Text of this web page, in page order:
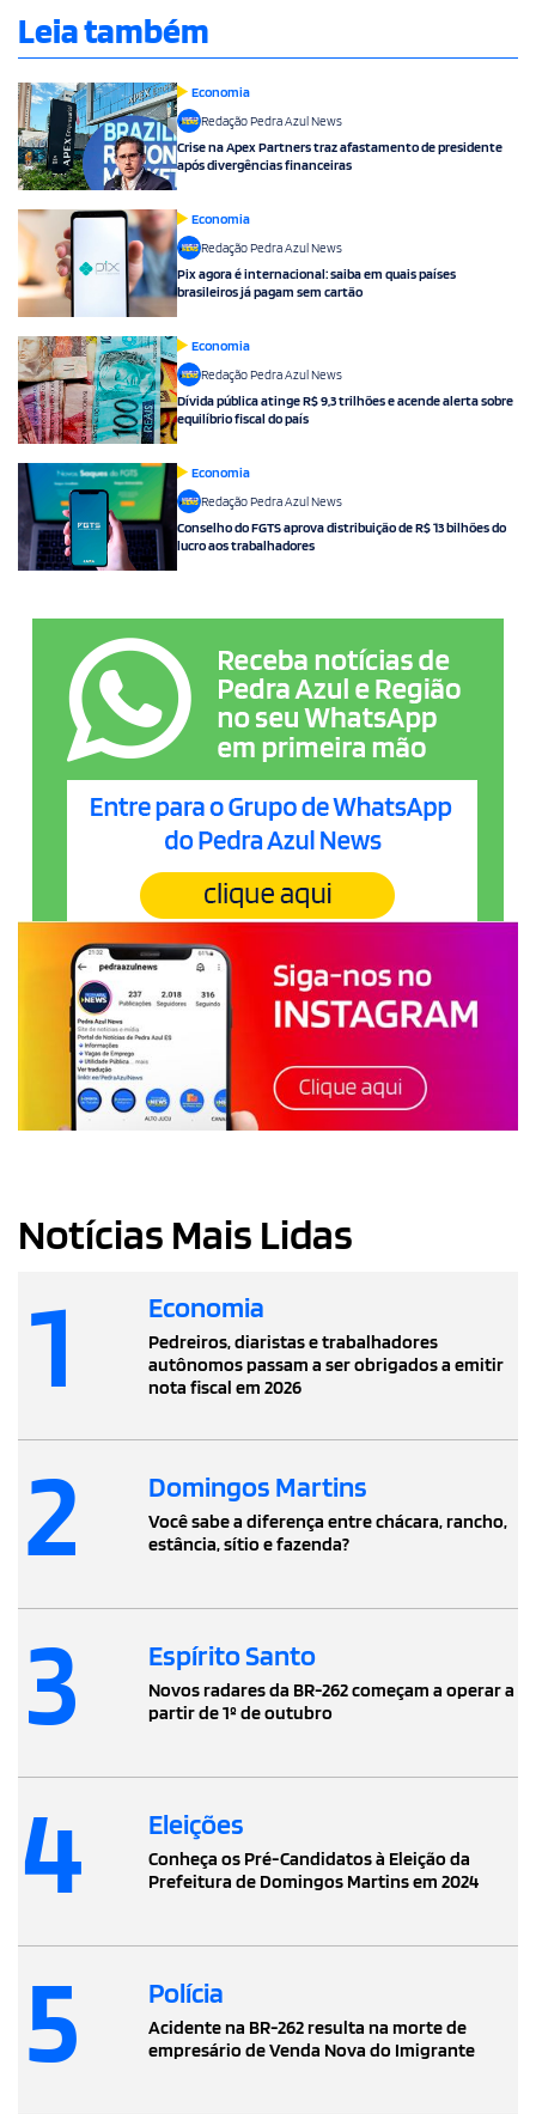
Leia também
Economia
Redação Pedra Azul News
Crise na Apex Partners traz afastamento de presidente
após divergências financeiras
Economia
Redação Pedra Azul News
Pix agora é internacional: saiba em quais países
brasileiros já pagam sem cartão
Economia
Redação Pedra Azul News
Dívida pública atinge R$ 9,3 trilhões e acende alerta sobre
equilíbrio fiscal do país
Economia
Redação Pedra Azul News
Conselho do FGTS aprova distribuição de R$ 13 bilhões do
lucro aos trabalhadores
Notícias Mais Lidas
1 Economia
Pedreiros, diaristas e trabalhadores
autônomos passam a ser obrigados a emitir
nota fiscal em 2026
2 Domingos Martins
Você sabe a diferença entre chácara, rancho,
estância, sítio e fazenda?
3 Espírito Santo
Novos radares da BR-262 começam a operar a
partir de 1º de outubro
4 Eleições
Conheça os Pré-Candidatos à Eleição da
Prefeitura de Domingos Martins em 2024
5 Polícia
Acidente na BR-262 resulta na morte de
empresário de Venda Nova do Imigrante